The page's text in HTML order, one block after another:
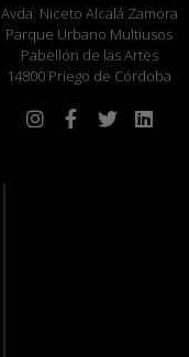
Avda. Niceto Alcalá Zamora
Parque Urbano Multiusos
Pabellón de las Artes
14800 Priego de Córdoba